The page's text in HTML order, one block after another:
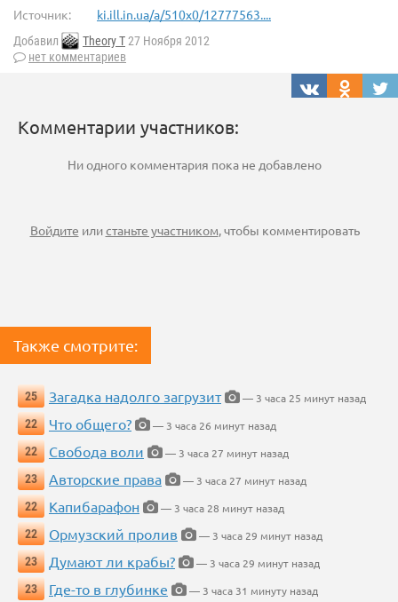
Источник: ki.ill.in.ua/a/510x0/12777563....
Добавил Theory T27 Ноября 2012
нет комментариев
Комментарии участников:
Ни одного комментария пока не добавлено
Войдите илистаньте участником, чтобы комментировать
Также смотрите:
25 Загадка надолго загрузит
— 3 часа 25 минут назад
22
Что общего?
— 3 часа 26 минут назад
22
Свобода воли
— 3 часа 27 минут назад
23
Авторские права
— 3 часа 27 минут назад
22
Капибарафон
— 3 часа 28 минут назад
22
Ормузский пролив
— 3 часа 29 минут назад
23
Думают ли крабы?
— 3 часа 29 минут назад
23
Где-то в глубинке
— 3 часа 31 минуту назад